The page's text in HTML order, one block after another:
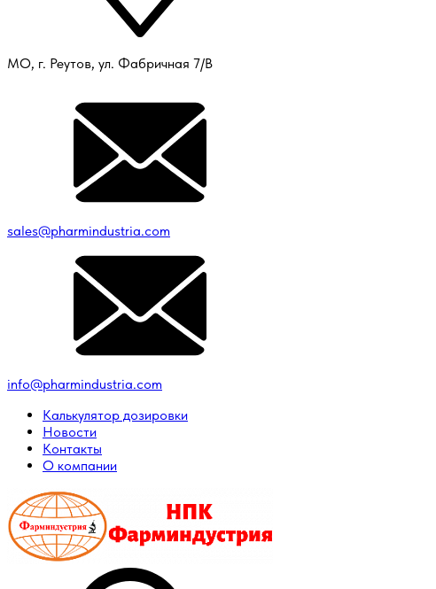
МО, г. Реутов, ул. Фабричная 7/В
sales@pharmindustria.com
info@pharmindustria.com
Калькулятор дозировки
Новости
Контакты
О компании